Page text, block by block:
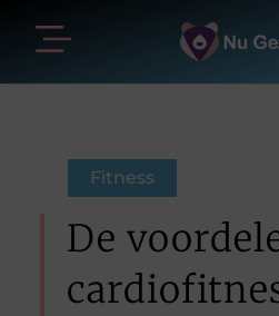
Fitness
De